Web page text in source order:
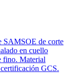
SAMSOE de corte
en cuello
fino. Material
GCS.